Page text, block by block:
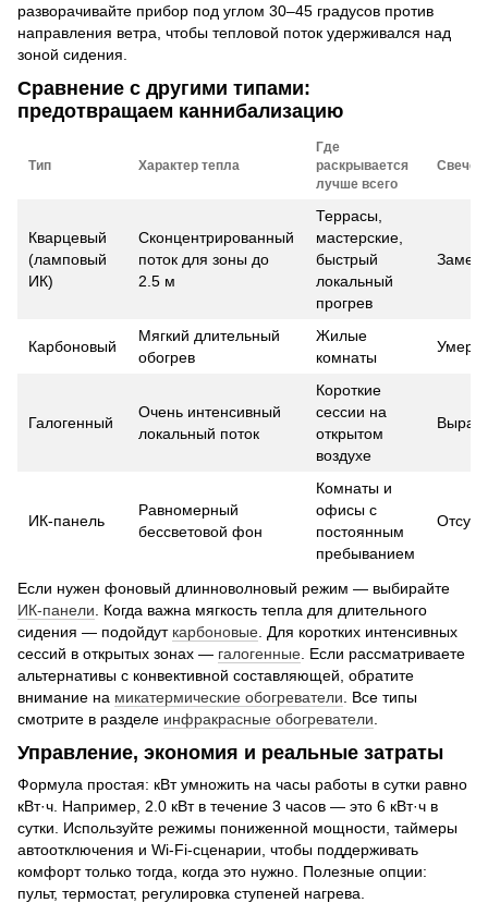
разворачивайте прибор под углом 30–45 градусов против
направления ветра, чтобы тепловой поток удерживался над
зоной сидения.
Сравнение с другими типами:
предотвращаем каннибализацию
Тип Характер тепла
Где
раскрывается
лучше всего
Кварцевый
(ламповый
ИК)
Сконцентрированный
поток для зоны до
2.5 м
Террасы,
мастерские,
быстрый
локальный
прогрев
Карбоновый
Мягкий длительный
обогрев
Жилые
комнаты
Галогенный
Очень интенсивный
локальный поток
Короткие
сессии на
открытом
воздухе
ИК-панель
Равномерный
бессветовой фон
Комнаты и
офисы с
постоянным
пребыванием
Если нужен фоновый длинноволновый режим — выбирайте
ИК-панели . Когда важна мягкость тепла для длительного
сидения — подойдут карбоновые . Для коротких интенсивных
сессий в открытых зонах — галогенные . Если рассматриваете
альтернативы с конвективной составляющей, обратите
внимание на микатермические обогреватели . Все типы
смотрите в разделе инфракрасные обогреватели
Управление, экономия и реальные затраты
Формула простая: кВт умножить на часы работы в сутки равно
кВт·ч. Например, 2.0 кВт в течение 3 часов — это 6 кВт·ч в
сутки. Используйте режимы пониженной мощности, таймеры
автоотключения и Wi-Fi-сценарии, чтобы поддерживать
комфорт только тогда, когда это нужно. Полезные опции:
пульт, термостат, регулировка ступеней нагрева.